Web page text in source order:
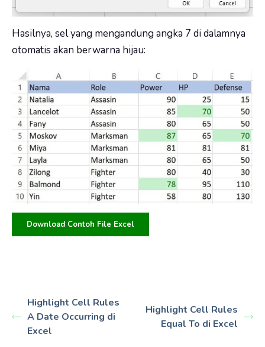
Hasilnya, sel yang mengandung angka 7 di dalamnya
otomatis akan berwarna hijau:
Download Contoh File Excel
Highlight Cell Rules
A Date Occurring di
Excel
Highlight Cell Rules
Equal To di Excel